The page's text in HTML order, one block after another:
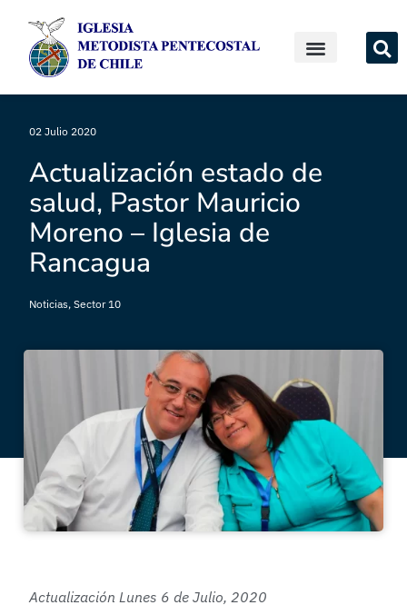
02 Julio 2020
Actualización estado de
salud, Pastor Mauricio
Moreno – Iglesia de
Rancagua
Noticias, Sector 10
Actualización Lunes 6 de Julio, 2020